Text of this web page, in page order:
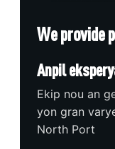
We provide
Anpil
Ekip nou an
yon gran
North Port